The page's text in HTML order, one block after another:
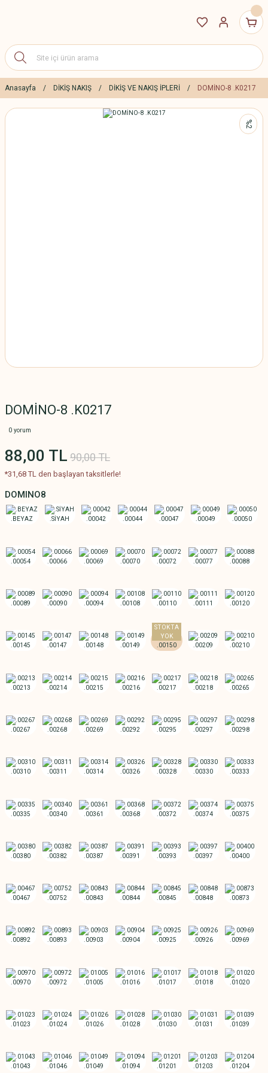
Anasayfa DİKİŞ NAKIŞ DİKİŞ VE NAKIŞ İPLERİ DOMİNO-8 .K0217
%2
DOMİNO-8 .K0217
0 yorum
88,00 TL 90,00 TL
*31,68 TL den başlayan taksitlerle!
DOMINO8